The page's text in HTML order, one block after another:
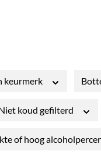
keurmerk
koud gefilterd
of hoog